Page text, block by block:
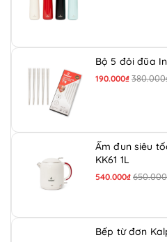
Bộ 5 đôi đũa
190.000₫
Ấm đun siêu
KK61 1L
540.000₫
Bếp từ đơn